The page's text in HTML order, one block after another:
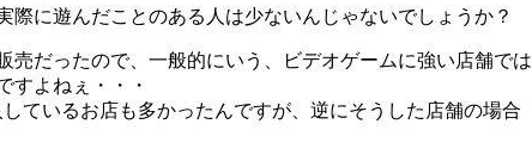
際に遊んだことのある人は少ないんじゃないでしょうか？
売だったので、一般的にいう、ビデオゲームに強い店舗では
すよねぇ・・・
ているお店も多かったんですが、逆にそうした店舗の場合